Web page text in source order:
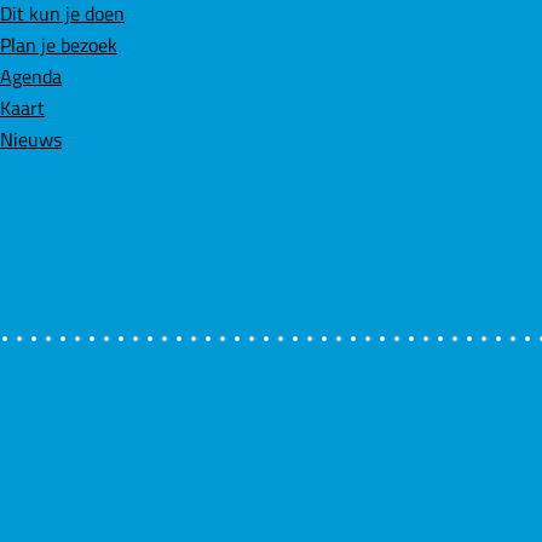
b
o
o
e
d
Dit kun je doen
Plan je bezoek
Agenda
Kaart
Nieuws